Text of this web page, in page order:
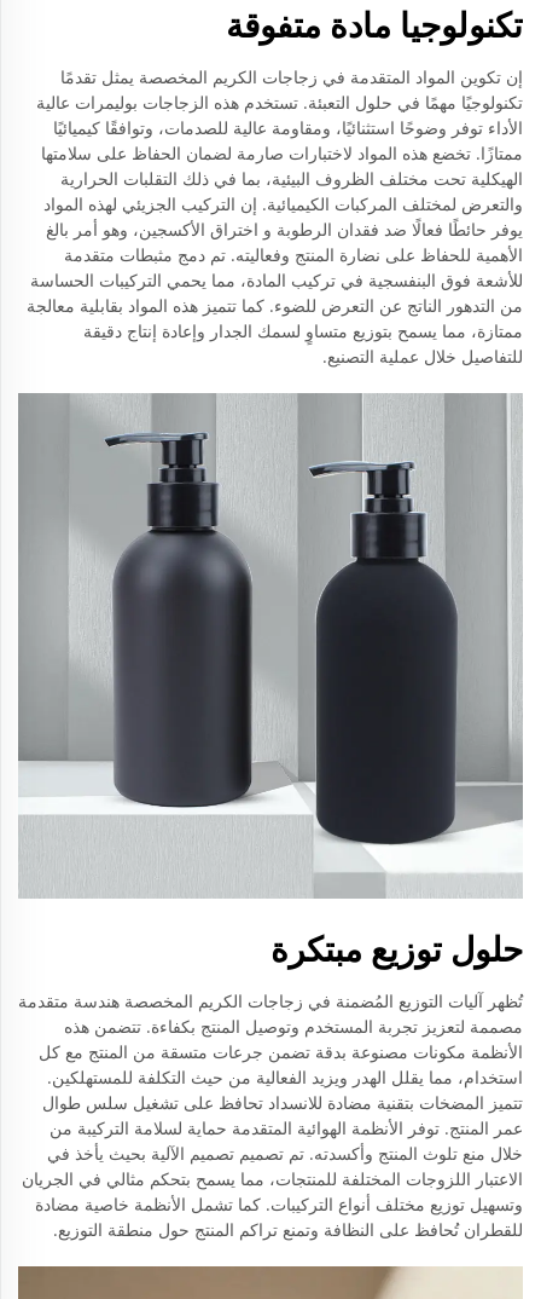
تكنولوجيا مادة متفوقة
إن تكوين المواد المتقدمة في زجاجات الكريم المخصصة يمثل تقدمًا
تكنولوجيًا مهمًا في حلول التعبئة. تستخدم هذه الزجاجات بوليمرات عالية
الأداء توفر وضوحًا استثنائيًا، ومقاومة عالية للصدمات، وتوافقًا كيميائيًا
ممتازًا. تخضع هذه المواد لاختبارات صارمة لضمان الحفاظ على سلامتها
الهيكلية تحت مختلف الظروف البيئية، بما في ذلك التقلبات الحرارية
والتعرض لمختلف المركبات الكيميائية. إن التركيب الجزيئي لهذه المواد
يوفر حائطًا فعالًا ضد فقدان الرطوبة و اختراق الأكسجين، وهو أمر بالغ
الأهمية للحفاظ على نضارة المنتج وفعاليته. تم دمج مثبطات متقدمة
للأشعة فوق البنفسجية في تركيب المادة، مما يحمي التركيبات الحساسة
من التدهور الناتج عن التعرض للضوء. كما تتميز هذه المواد بقابلية معالجة
ممتازة، مما يسمح بتوزيع متساوٍ لسمك الجدار وإعادة إنتاج دقيقة
للتفاصيل خلال عملية التصنيع.
حلول توزيع مبتكرة
تُظهر آليات التوزيع المُضمنة في زجاجات الكريم المخصصة هندسة متقدمة
مصممة لتعزيز تجربة المستخدم وتوصيل المنتج بكفاءة. تتضمن هذه
الأنظمة مكونات مصنوعة بدقة تضمن جرعات متسقة من المنتج مع كل
استخدام، مما يقلل الهدر ويزيد الفعالية من حيث التكلفة للمستهلكين.
تتميز المضخات بتقنية مضادة للانسداد تحافظ على تشغيل سلس طوال
عمر المنتج. توفر الأنظمة الهوائية المتقدمة حماية لسلامة التركيبة من
خلال منع تلوث المنتج وأكسدته. تم تصميم تصميم الآلية بحيث يأخذ في
الاعتبار اللزوجات المختلفة للمنتجات، مما يسمح بتحكم مثالي في الجريان
وتسهيل توزيع مختلف أنواع التركيبات. كما تشمل الأنظمة خاصية مضادة
للقطران تُحافظ على النظافة وتمنع تراكم المنتج حول منطقة التوزيع.